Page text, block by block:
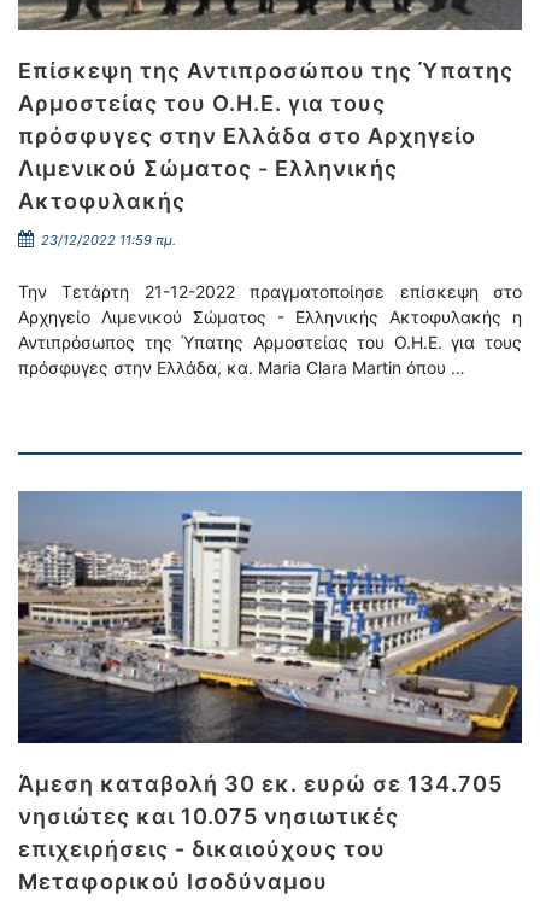
Επίσκεψη της Αντιπροσώπου της Ύπατης
Αρμοστείας του Ο.Η.Ε. για τους
πρόσφυγες στην Ελλάδα στο Αρχηγείο
Λιμενικού Σώματος - Ελληνικής
Ακτοφυλακής
23/12/2022 11:59 πμ.
Την Τετάρτη 21-12-2022 πραγματοποίησε επίσκεψη στο
Αρχηγείο Λιμενικού Σώματος - Ελληνικής Ακτοφυλακής η
Αντιπρόσωπος της Ύπατης Αρμοστείας του Ο.Η.Ε. για τους
πρόσφυγες στην Ελλάδα, κα. Maria Clara Martin όπου …
Άμεση καταβολή 30 εκ. ευρώ σε 134.705
νησιώτες και 10.075 νησιωτικές
επιχειρήσεις - δικαιούχους του
Μεταφορικού Ισοδύναμου